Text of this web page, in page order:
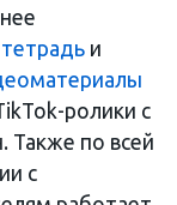
и
ролики с
по всей
с